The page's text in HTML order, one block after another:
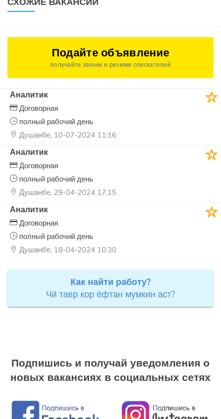
Подайте объявление
получайте звонки и резюме соискателей
Аналитик
Договорная
полный рабочий день
Душанбе, 10-07-2024 11:16
Аналитик
Договорная
полный рабочий день
Душанбе, 29-04-2024 17:15
Аналитик
Договорная
полный рабочий день
Душанбе, 18-04-2024 10:30
Как найти работу?
Чӣ тавр кор ёфтан мумкин аст?
Подпишись и получай уведомления о
новых вакансиях в социальных сетях